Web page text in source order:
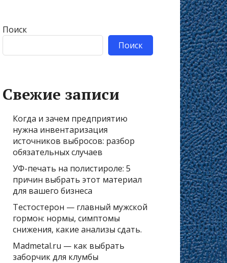
Поиск
Поиск
Свежие записи
Когда и зачем предприятию
нужна инвентаризация
источников выбросов: разбор
обязательных случаев
УФ-печать на полистироле: 5
причин выбрать этот материал
для вашего бизнеса
Тестостерон — главный мужской
гормон: нормы, симптомы
снижения, какие анализы сдать.
Madmetal.ru — как выбрать
заборчик для клумбы